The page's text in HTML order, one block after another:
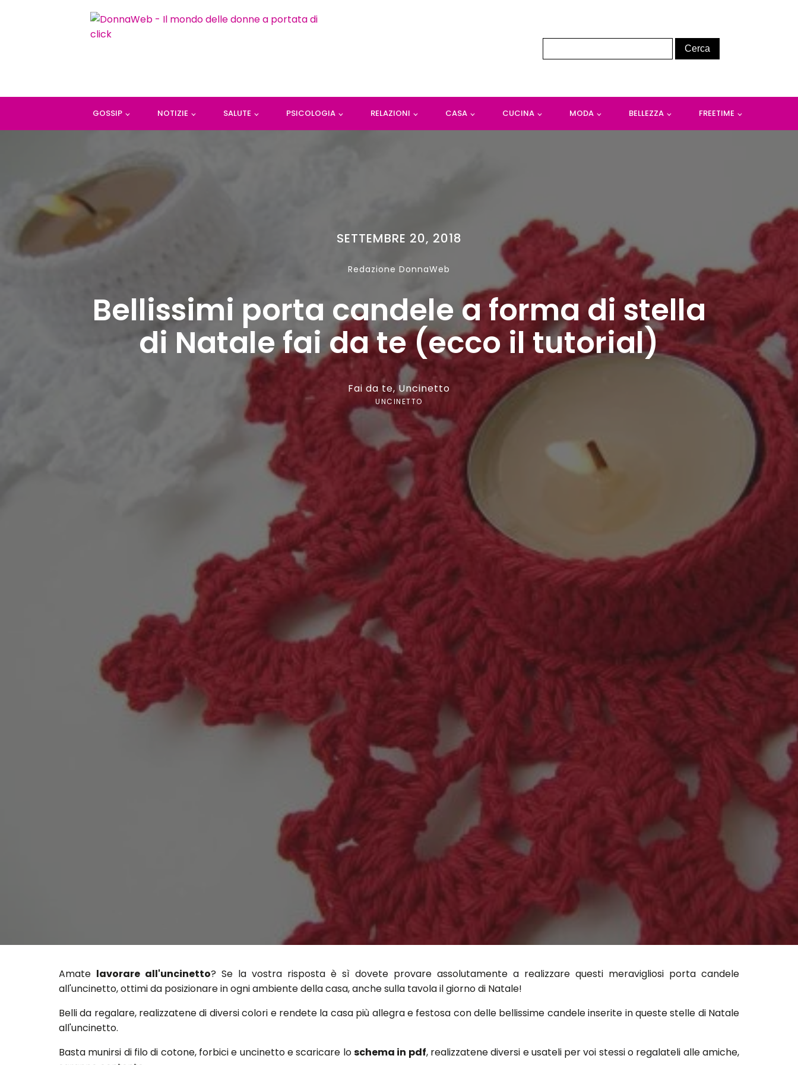
GOSSIP NOTIZIE SALUTE PSICOLOGIA RELAZIONI CASA CUCINA MODA BELLEZZA FREETIME
SETTEMBRE 20, 2018
Redazione DonnaWeb
Bellissimi porta candele a forma di stella
di Natale fai da te (ecco il tutorial)
Fai da te, Uncinetto
UNCINETTO
Amate lavorare all'uncinetto? Se la vostra risposta è sì dovete provare assolutamente a realizzare questi meravigliosi porta candele
all'uncinetto, ottimi da posizionare in ogni ambiente della casa, anche sulla tavola il giorno di Natale!
Belli da regalare, realizzatene di diversi colori e rendete la casa più allegra e festosa con delle bellissime candele inserite in queste stelle di Natale
all'uncinetto.
Basta munirsi di filo di cotone, forbici e uncinetto e scaricare loschema in pdf, realizzatene diversi e usateli per voi stessi o regalateli alle amiche,